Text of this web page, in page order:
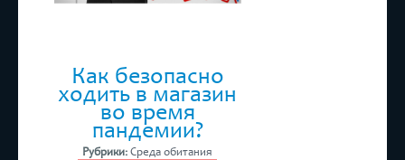
Как безопасно
ходить в магазин
во время
пандемии?
Рубрики: Среда обитания